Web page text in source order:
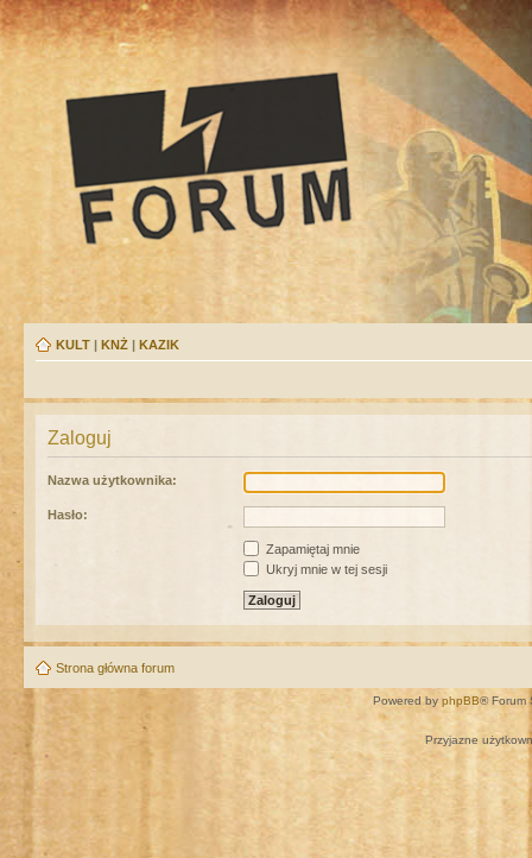
KULT | KNŻ | KAZIK
Zaloguj
Nazwa użytkownika:
Hasło:
Zapamiętaj mnie
Ukryj mnie w tej sesji
Strona główna forum
Powered by phpBB® Forum
Przyjazne